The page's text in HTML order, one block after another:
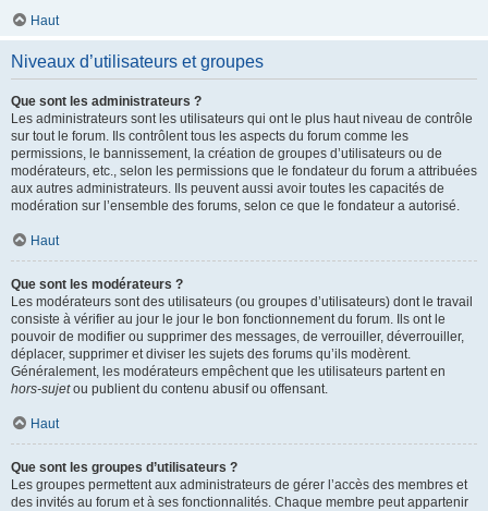
Haut
Niveaux d’utilisateurs et groupes
Que sont les administrateurs ?
Les administrateurs sont les utilisateurs qui ont le plus haut niveau de contrôle
sur tout le forum. Ils contrôlent tous les aspects du forum comme les
permissions, le bannissement, la création de groupes d’utilisateurs ou de
modérateurs, etc., selon les permissions que le fondateur du forum a attribuées
aux autres administrateurs. Ils peuvent aussi avoir toutes les capacités de
modération sur l’ensemble des forums, selon ce que le fondateur a autorisé.
Haut
Que sont les modérateurs ?
Les modérateurs sont des utilisateurs (ou groupes d’utilisateurs) dont le travail
consiste à vérifier au jour le jour le bon fonctionnement du forum. Ils ont le
pouvoir de modifier ou supprimer des messages, de verrouiller, déverrouiller,
déplacer, supprimer et diviser les sujets des forums qu’ils modèrent.
Généralement, les modérateurs empêchent que les utilisateurs partent en
hors-sujetou publient du contenu abusif ou offensant.
Haut
Que sont les groupes d’utilisateurs ?
Les groupes permettent aux administrateurs de gérer l’accès des membres et
des invités au forum et à ses fonctionnalités. Chaque membre peut appartenir